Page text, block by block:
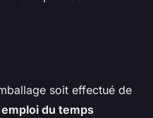
soit effectué de
du temps